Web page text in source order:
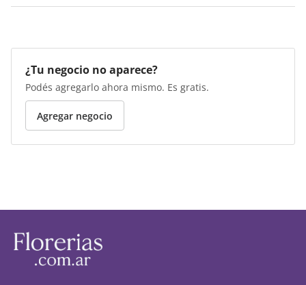
¿Tu negocio no aparece?
Podés agregarlo ahora mismo. Es gratis.
Agregar negocio